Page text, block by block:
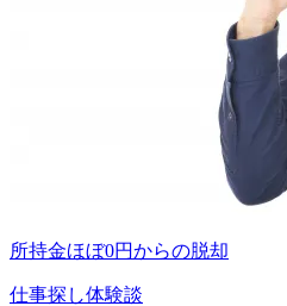
所持金ほぼ0円からの脱却
仕事探し体験談